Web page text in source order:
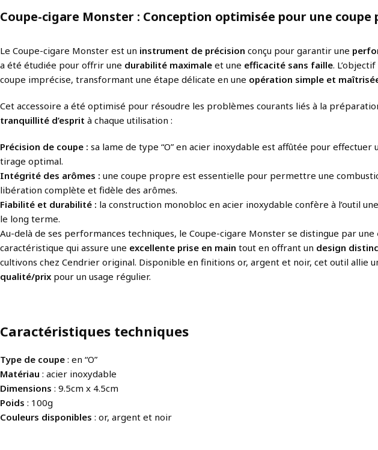
Coupe-cigare Monster : Conception optimisée pour une coupe
Le Coupe-cigare Monster est un instrument de précision conçu pour garantir une
a été étudiée pour offrir une durabilité maximale et une efficacité sans faille.
coupe imprécise, transformant une étape délicate en une opération simple et
Cet accessoire a été optimisé pour résoudre les problèmes courants liés à la
tranquillité d’esprit à chaque utilisation :
Précision de coupe : sa lame de type “O” en acier inoxydable est affûtée pour
tirage optimal.
Intégrité des arômes : une coupe propre est essentielle pour permettre une
libération complète et fidèle des arômes.
Fiabilité et durabilité : la construction monobloc en acier inoxydable confère à l’outil
le long terme.
Au-delà de ses performances techniques, le Coupe-cigare Monster se distingue par une
caractéristique qui assure une excellente prise en main tout en offrant un design
cultivons chez Cendrier original. Disponible en finitions or, argent et noir, cet outil allie
qualité/prix pour un usage régulier.
Caractéristiques techniques
Type de coupe : en “O”
Matériau : acier inoxydable
Dimensions : 9.5cm x 4.5cm
Poids : 100g
Couleurs disponibles : or, argent et noir